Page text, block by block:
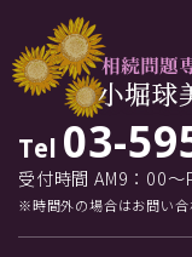
Tel 03-
受付時間 AM9：00～
※時間外の場合はお問い合